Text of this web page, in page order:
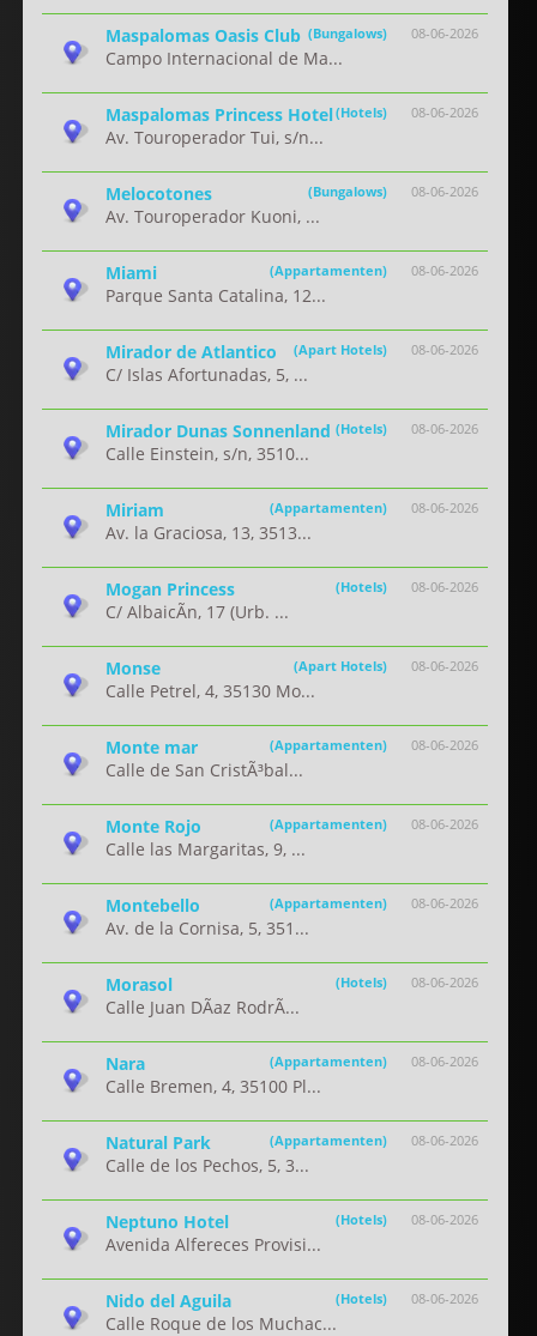
08-06-2026
Maspalomas Oasis Club (Bungalows)
Campo Internacional de Ma...
08-06-2026
Maspalomas Princess Hotel(Hotels)
Av. Touroperador Tui, s/n...
08-06-2026
Melocotones (Bungalows)
Av. Touroperador Kuoni, ...
08-06-2026
Miami (Appartamenten)
Parque Santa Catalina, 12...
08-06-2026
Mirador de Atlantico (Apart Hotels)
C/ Islas Afortunadas, 5, ...
08-06-2026
Mirador Dunas Sonnenland (Hotels)
Calle Einstein, s/n, 3510...
08-06-2026
Miriam (Appartamenten)
Av. la Graciosa, 13, 3513...
08-06-2026
Mogan Princess (Hotels)
C/ AlbaicÃ­n, 17 (Urb. ...
08-06-2026
Monse (Apart Hotels)
Calle Petrel, 4, 35130 Mo...
08-06-2026
Monte mar (Appartamenten)
Calle de San CristÃ³bal...
08-06-2026
Monte Rojo (Appartamenten)
Calle las Margaritas, 9, ...
08-06-2026
Montebello (Appartamenten)
Av. de la Cornisa, 5, 351...
08-06-2026
Morasol (Hotels)
Calle Juan DÃ­az RodrÃ...
08-06-2026
Nara (Appartamenten)
Calle Bremen, 4, 35100 Pl...
08-06-2026
Natural Park (Appartamenten)
Calle de los Pechos, 5, 3...
08-06-2026
Neptuno Hotel (Hotels)
Avenida Alfereces Provisi...
08-06-2026
Nido del Aguila (Hotels)
Calle Roque de los Muchac...